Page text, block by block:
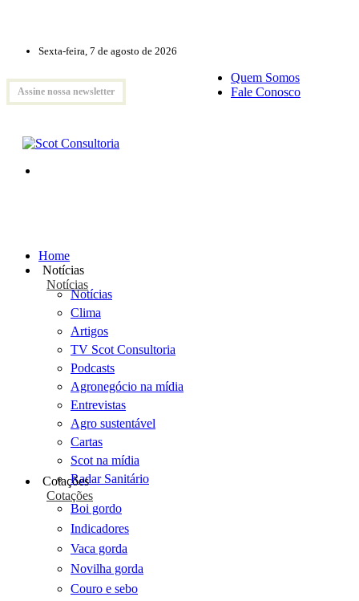
Sexta-feira, 7 de agosto de 2026
Assine nossa newsletter
Quem Somos
Fale Conosco
Home
Notícias
Notícias
Notícias
Clima
Artigos
TV Scot Consultoria
Podcasts
Agronegócio na mídia
Entrevistas
Agro sustentável
Cartas
Scot na mídia
Radar Sanitário
Cotações
Cotações
Boi gordo
Indicadores
Vaca gorda
Novilha gorda
Couro e sebo